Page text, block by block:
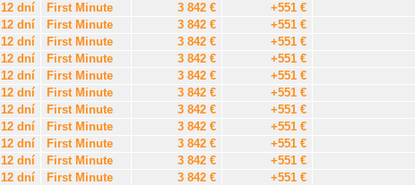
12 dní First Minute 3 842 € +551 €
12 dní First Minute 3 842 € +551 €
12 dní First Minute 3 842 € +551 €
12 dní First Minute 3 842 € +551 €
12 dní First Minute 3 842 € +551 €
12 dní First Minute 3 842 € +551 €
12 dní First Minute 3 842 € +551 €
12 dní First Minute 3 842 € +551 €
12 dní First Minute 3 842 € +551 €
12 dní First Minute 3 842 € +551 €
12 dní First Minute 3 842 € +551 €